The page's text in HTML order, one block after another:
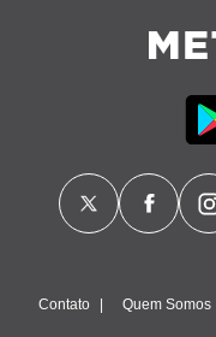
Contato Quem Somos